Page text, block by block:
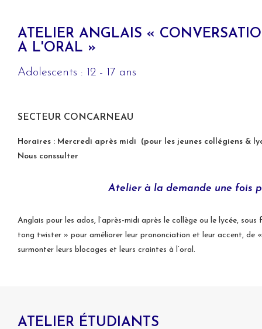
ATELIER ANGLAIS «
A L'ORAL »
Adolescents : 12 - 17 ans
SECTEUR CONCARNEAU
Horaires : Mercredi après midi (pour les jeunes collégiens &
Nous conssulter
Atelier à la demande une fois
Anglais pour les ados, l’après-midi après le collège ou le lycée,
tong twister » pour améliorer leur prononciation et leur accent, de
surmonter leurs blocages et leurs craintes à l’oral.
ATELIER ÉTUDIANTS